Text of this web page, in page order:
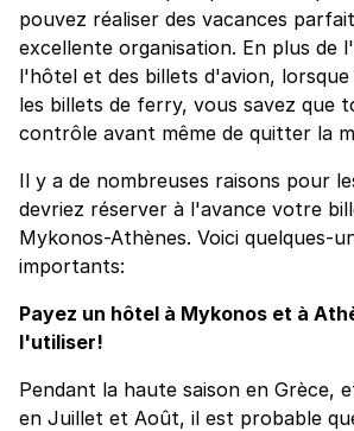
pouvez réaliser des vacances
excellente organisation. En plus de
l'hôtel et des billets d'avion,
les billets de ferry, vous savez que
contrôle avant même de quitter la
Il y a de nombreuses raisons pour
devriez réserver à l'avance votre
Mykonos-Athènes. Voici quelques-
importants:
Payez un hôtel à Mykonos et à
l'utiliser!
Pendant la haute saison en Grèce,
en Juillet et Août, il est probable